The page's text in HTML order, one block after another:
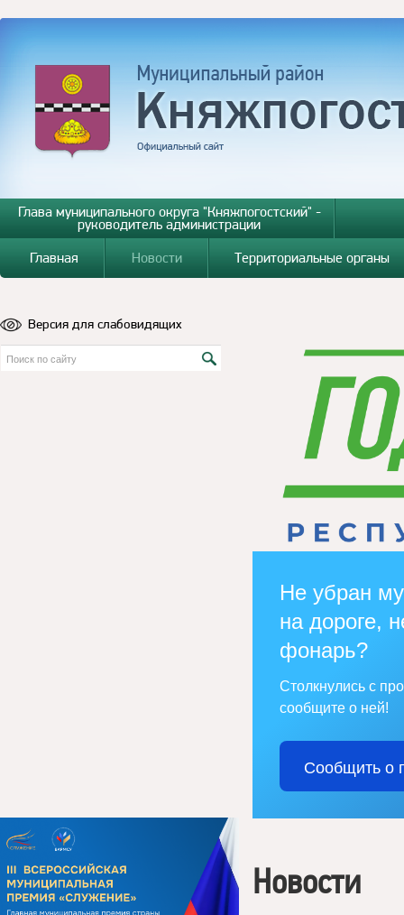
Глава муниципального округа "Княжпогостский" -
руководитель администрации
Главная
Новости Территориальные органы
Версия для слабовидящих
Не убран
на дороге,
фонарь?
Столкнулись с
сообщите о ней!
Сообщить о
Новости